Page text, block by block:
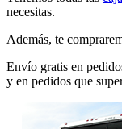
necesitas.
Además, te
Envío gratis en
y en pedidos que